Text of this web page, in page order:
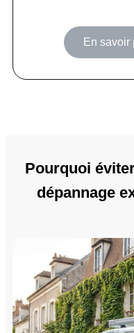
En savoir
Pourquoi
dépannage